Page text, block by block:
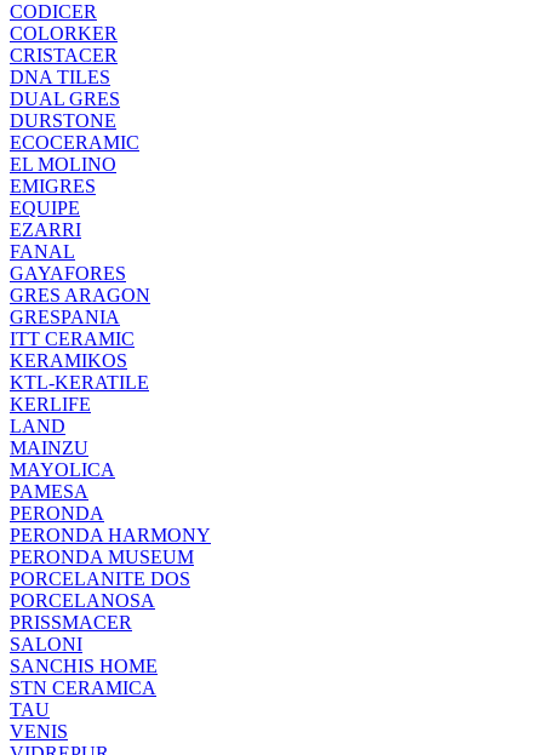
CODICER
COLORKER
CRISTACER
DNA TILES
DUAL GRES
DURSTONE
ECOCERAMIC
EL MOLINO
EMIGRES
EQUIPE
EZARRI
FANAL
GAYAFORES
GRES ARAGON
GRESPANIA
ITT CERAMIC
KERAMIKOS
KTL-KERATILE
KERLIFE
LAND
MAINZU
MAYOLICA
PAMESA
PERONDA
PERONDA HARMONY
PERONDA MUSEUM
PORCELANITE DOS
PORCELANOSA
PRISSMACER
SALONI
SANCHIS HOME
STN CERAMICA
TAU
VENIS